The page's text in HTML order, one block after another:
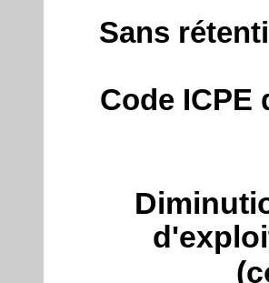
Sans
Code